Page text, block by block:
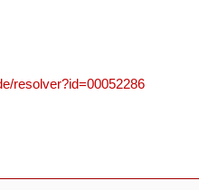
resolver?id=00052286